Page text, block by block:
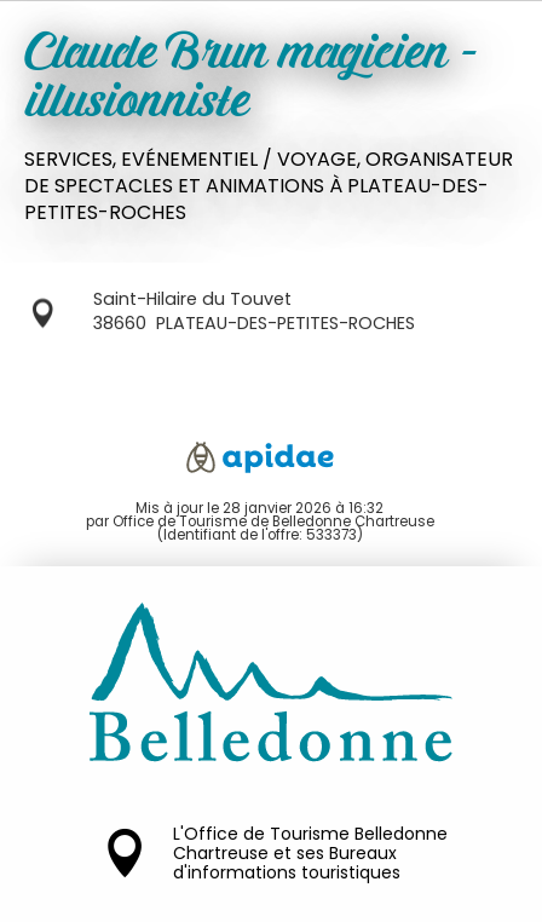
Claude Brun magicien -
illusionniste
SERVICES, EVÉNEMENTIEL / VOYAGE,ORGANISATEUR
DE SPECTACLES ET ANIMATIONS À PLATEAU-DES-
PETITES-ROCHES
Saint-Hilaire du Touvet
38660 PLATEAU-DES-PETITES-ROCHES
Mis à jour le 28 janvier 2026 à 16:32
par Office de Tourisme de Belledonne Chartreuse
(Identifiant de l'offre: 533373)
L'Office de Tourisme Belledonne
Chartreuse et ses Bureaux
d'informations touristiques